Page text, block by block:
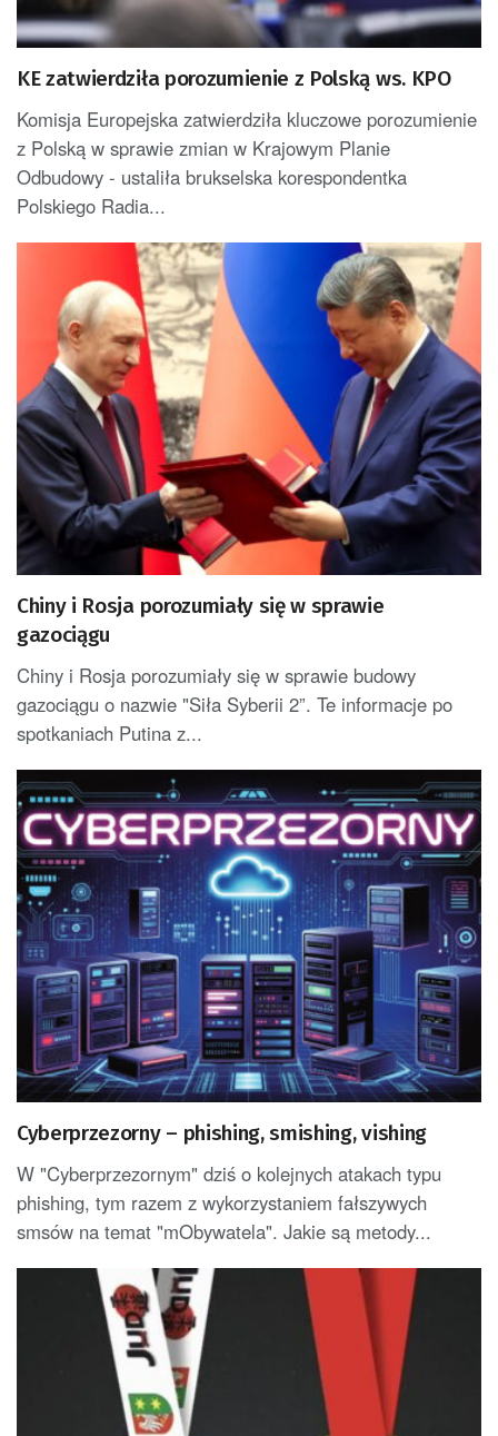
KE zatwierdziła porozumienie z Polską ws. KPO
Komisja Europejska zatwierdziła kluczowe porozumienie
z Polską w sprawie zmian w Krajowym Planie
Odbudowy - ustaliła brukselska korespondentka
Polskiego Radia...
Chiny i Rosja porozumiały się w sprawie
gazociągu
Chiny i Rosja porozumiały się w sprawie budowy
gazociągu o nazwie "Siła Syberii 2”. Te informacje po
spotkaniach Putina z...
Cyberprzezorny – phishing, smishing, vishing
W "Cyberprzezornym" dziś o kolejnych atakach typu
phishing, tym razem z wykorzystaniem fałszywych
smsów na temat "mObywatela". Jakie są metody...